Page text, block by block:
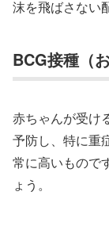
沫を飛ばさない
BCG接種（
赤ちゃんが受け
予防し、特に重
常に高いもので
ょう。